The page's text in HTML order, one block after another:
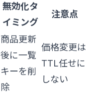
無効化タ
イミング
注意点
商品更新
後に一覧
キーを削
除
価格変更は
TTL任せに
しない